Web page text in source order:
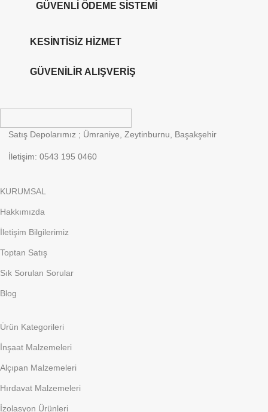
GÜVENLİ ÖDEME SİSTEMİ
KESİNTİSİZ HİZMET
GÜVENİLİR ALIŞVERİŞ
Satış Depolarımız ; Ümraniye, Zeytinburnu, Başakşehir
İletişim: 0543 195 0460
KURUMSAL
Hakkımızda
İletişim Bilgilerimiz
Toptan Satış
Sık Sorulan Sorular
Blog
Ürün Kategorileri
İnşaat Malzemeleri
Alçıpan Malzemeleri
Hırdavat Malzemeleri
İzolasyon Ürünleri